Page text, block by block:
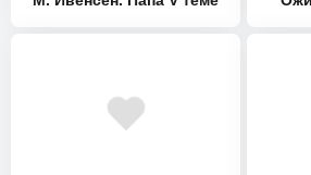
Инстаграм: https://instagram.com/
#музыкальныймультик